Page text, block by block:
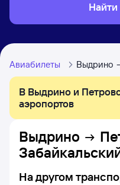
Найти
Авиабилеты Выдрино
В Выдрино и
аэропортов
Выдрино
На другом